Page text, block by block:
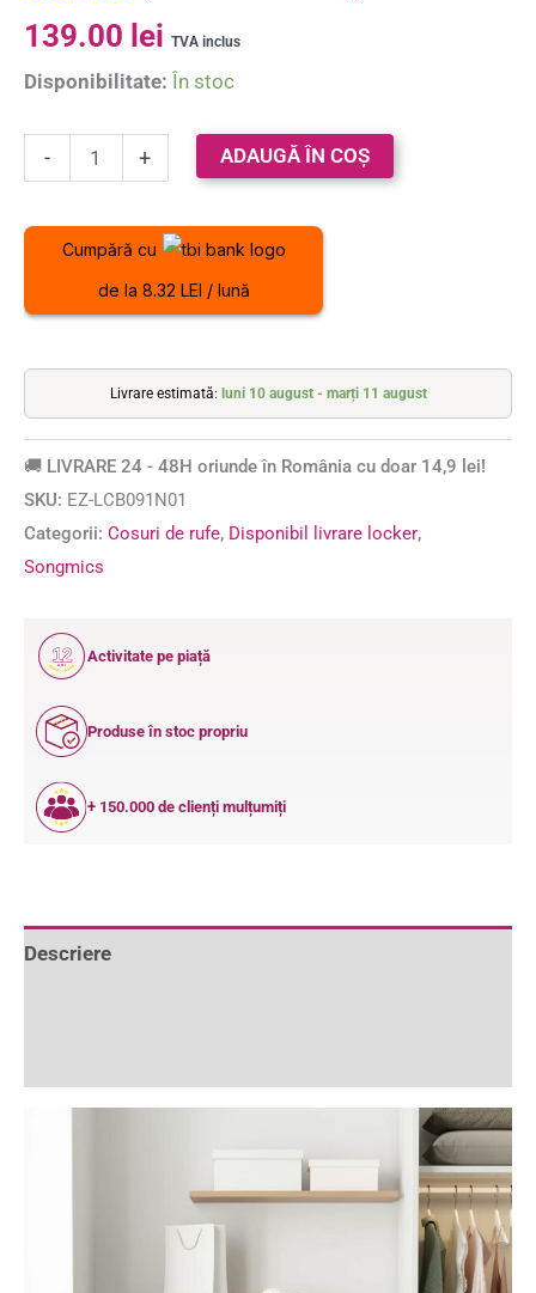
Evaluat la
5.00din 5 pe
4
evaluări de
139.00 lei TVA inclus
Disponibilitate: În stoc
- + ADAUGĂ ÎN COȘ
Cumpără cu
de la 8.32 LEI / lună
Livrare estimată: luni 10 august - marți 11 august
🚚 LIVRARE 24 - 48H oriunde în România cu doar 14,9 lei!
SKU: EZ-LCB091N01
Categorii: Cosuri de rufe, Disponibil livrare locker,
Songmics
12
ANI
Activitate pe piață
Produse în stoc propriu
+ 150.000 de clienți mulțumiți
Descriere